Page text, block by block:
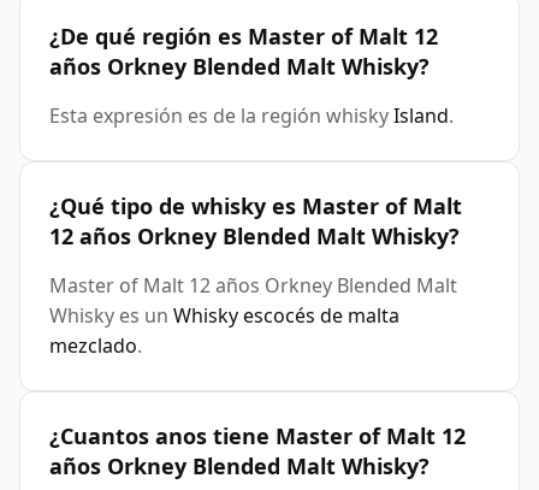
¿De qué región es Master of Malt 12
años Orkney Blended Malt Whisky?
Esta expresión es de la región whiskyIsland.
¿Qué tipo de whisky es Master of Malt
12 años Orkney Blended Malt Whisky?
Master of Malt 12 años Orkney Blended Malt
Whisky es un Whisky escocés de malta
mezclado.
¿Cuantos anos tiene Master of Malt 12
años Orkney Blended Malt Whisky?